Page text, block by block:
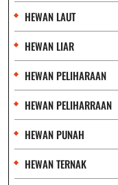
HEWAN LAUT
HEWAN LIAR
HEWAN PELIHARAAN
HEWAN PELIHARRAAN
HEWAN PUNAH
HEWAN TERNAK